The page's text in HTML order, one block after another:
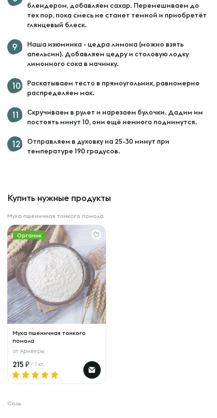
блендером, добавляем сахар. Перемешиваем до
тех пор, пока смесь не станет темной и приобретёт
глянцевый блеск.
Наша изюминка - цедра лимона (можно взять
апельсин). Добавляем цедру и столовую лодку
лимонного сока в начинку.
Раскатываем тесто в прямоугольник, равномерно
распределяем мак.
Скручиваем в рулет и нарезаем булочки. Дадим им
постоять минут 10, они ещё немного поднимутся.
Отправляем в духовку на 25-30 минут при
температуре 190 градусов.
Купить нужные продукты
Мука пшеничная тонкого помола
Органик
Мука пшеничная тонкого
помола
от Ариверы
215 / 1 кг.
Соль